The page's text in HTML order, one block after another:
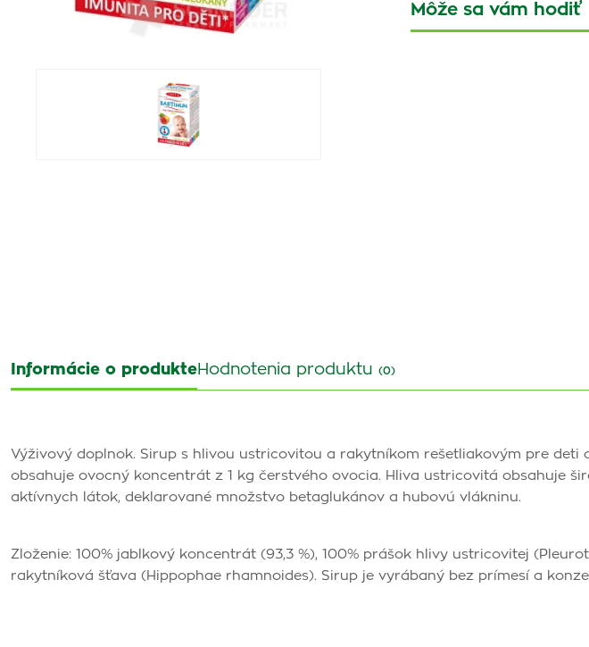
Môže sa vám hodiť
Informácie o produkteHodnotenia produktu (0)
Výživový doplnok. Sirup s hlivou ustricovitou a rakytníkom rešetliakovým pre deti
obsahuje ovocný koncentrát z 1 kg čerstvého ovocia. Hliva ustricovitá obsahuje
aktívnych látok, deklarované množstvo betaglukánov a hubovú vlákninu.
Zloženie: 100% jablkový koncentrát (93,3 %), 100% prášok hlivy ustricovitej
rakytníková šťava (Hippophae rhamnoides). Sirup je vyrábaný bez prímesí a